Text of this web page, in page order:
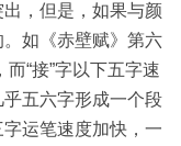
，但是，如果与颜
如《赤壁赋》第六
而“接”字以下五字速
五六字形成一个段
运笔速度加快，一